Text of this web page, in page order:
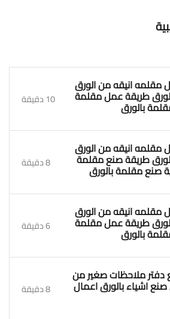
مقلمه انيقه من الورق
طريقة عمل مقلمة
بالورق 10 دقيقة
مقلمه انيقه من الورق
طريقة صنع مقلمة
صنع مقلمة بالورق 8 دقيقة
مقلمه انيقه من الورق
طريقة عمل مقلمة
بالورق 6 دقيقة
دفتر ملاحظات صغير من
صنع اشياء بالورق اعمال 8 دقيقة